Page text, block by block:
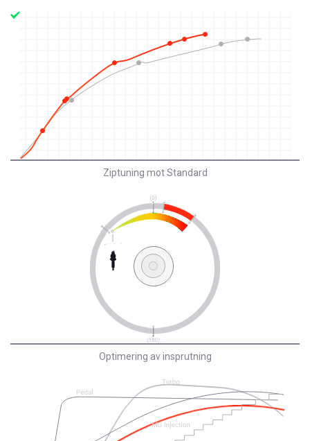
Ziptuning mot Standard
Optimering av insprutning